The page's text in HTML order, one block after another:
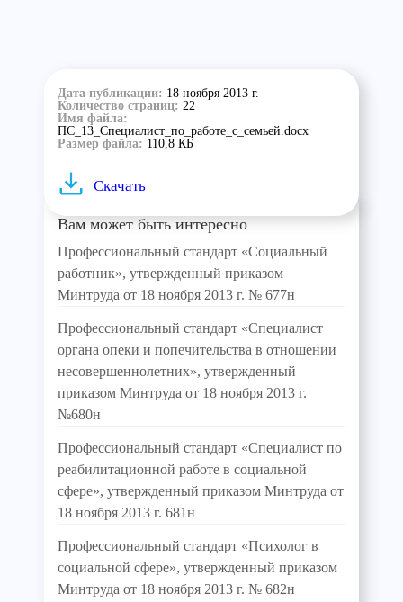
Дата публикации: 18 ноября 2013 г.
Количество страниц: 22
Имя файла:
ПС_13_Специалист_по_работе_с_семьей.docx
Размер файла: 110,8 КБ
Скачать
Вам может быть интересно
Профессиональный стандарт «Социальный
работник», утвержденный приказом
Минтруда от 18 ноября 2013 г. № 677н
Профессиональный стандарт «Специалист
органа опеки и попечительства в отношении
несовершеннолетних», утвержденный
приказом Минтруда от 18 ноября 2013 г.
№680н
Профессиональный стандарт «Специалист по
реабилитационной работе в социальной
сфере», утвержденный приказом Минтруда от
18 ноября 2013 г. 681н
Профессиональный стандарт «Психолог в
социальной сфере», утвержденный приказом
Минтруда от 18 ноября 2013 г. № 682н